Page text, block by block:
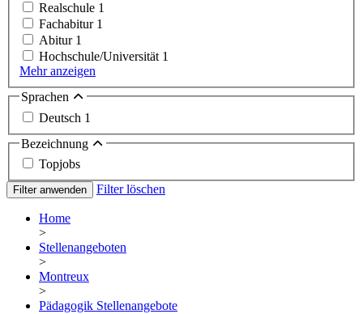
Realschule 1
Fachabitur 1
Abitur 1
Hochschule/Universität 1
Mehr anzeigen
Sprachen
Deutsch 1
Bezeichnung
Topjobs
Filter anwenden Filter löschen
Home
>
Stellenangeboten
>
Montreux
>
Pädagogik Stellenangebote